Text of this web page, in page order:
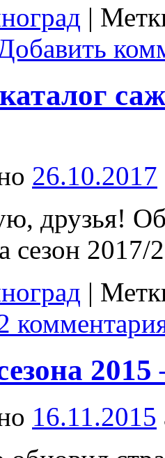
|
26.10.2017
друзья!
сезон
|
2015
16.11.2015